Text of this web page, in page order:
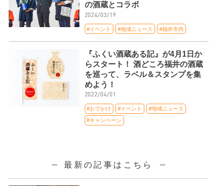
の酒蔵とコラボ
2024/03/19
#イベント #地域ニュース #福井市内
『ふくい酒蔵ある記』が4月1日か
らスタート！ 酒どころ福井の酒蔵
を巡って、ラベル＆スタンプを集
めよう！
2022/04/01
#おでかけ #イベント #地域ニュース
#キャンペーン
最新の記事はこちら